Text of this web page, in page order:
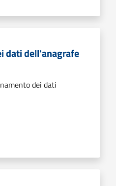
dati dell'anagrafe
dei dati